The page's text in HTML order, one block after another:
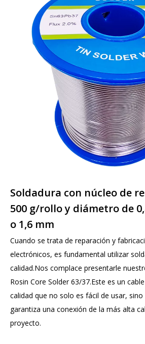
Soldadura con núcleo de
500 g/rollo y diámetro de
o 1,6 mm
Cuando se trata de reparación y
electrónicos, es fundamental utilizar
calidad.Nos complace presentarle
Rosin Core Solder 63/37.Este es un
calidad que no solo es fácil de usar,
garantiza una conexión de la más alta
proyecto.